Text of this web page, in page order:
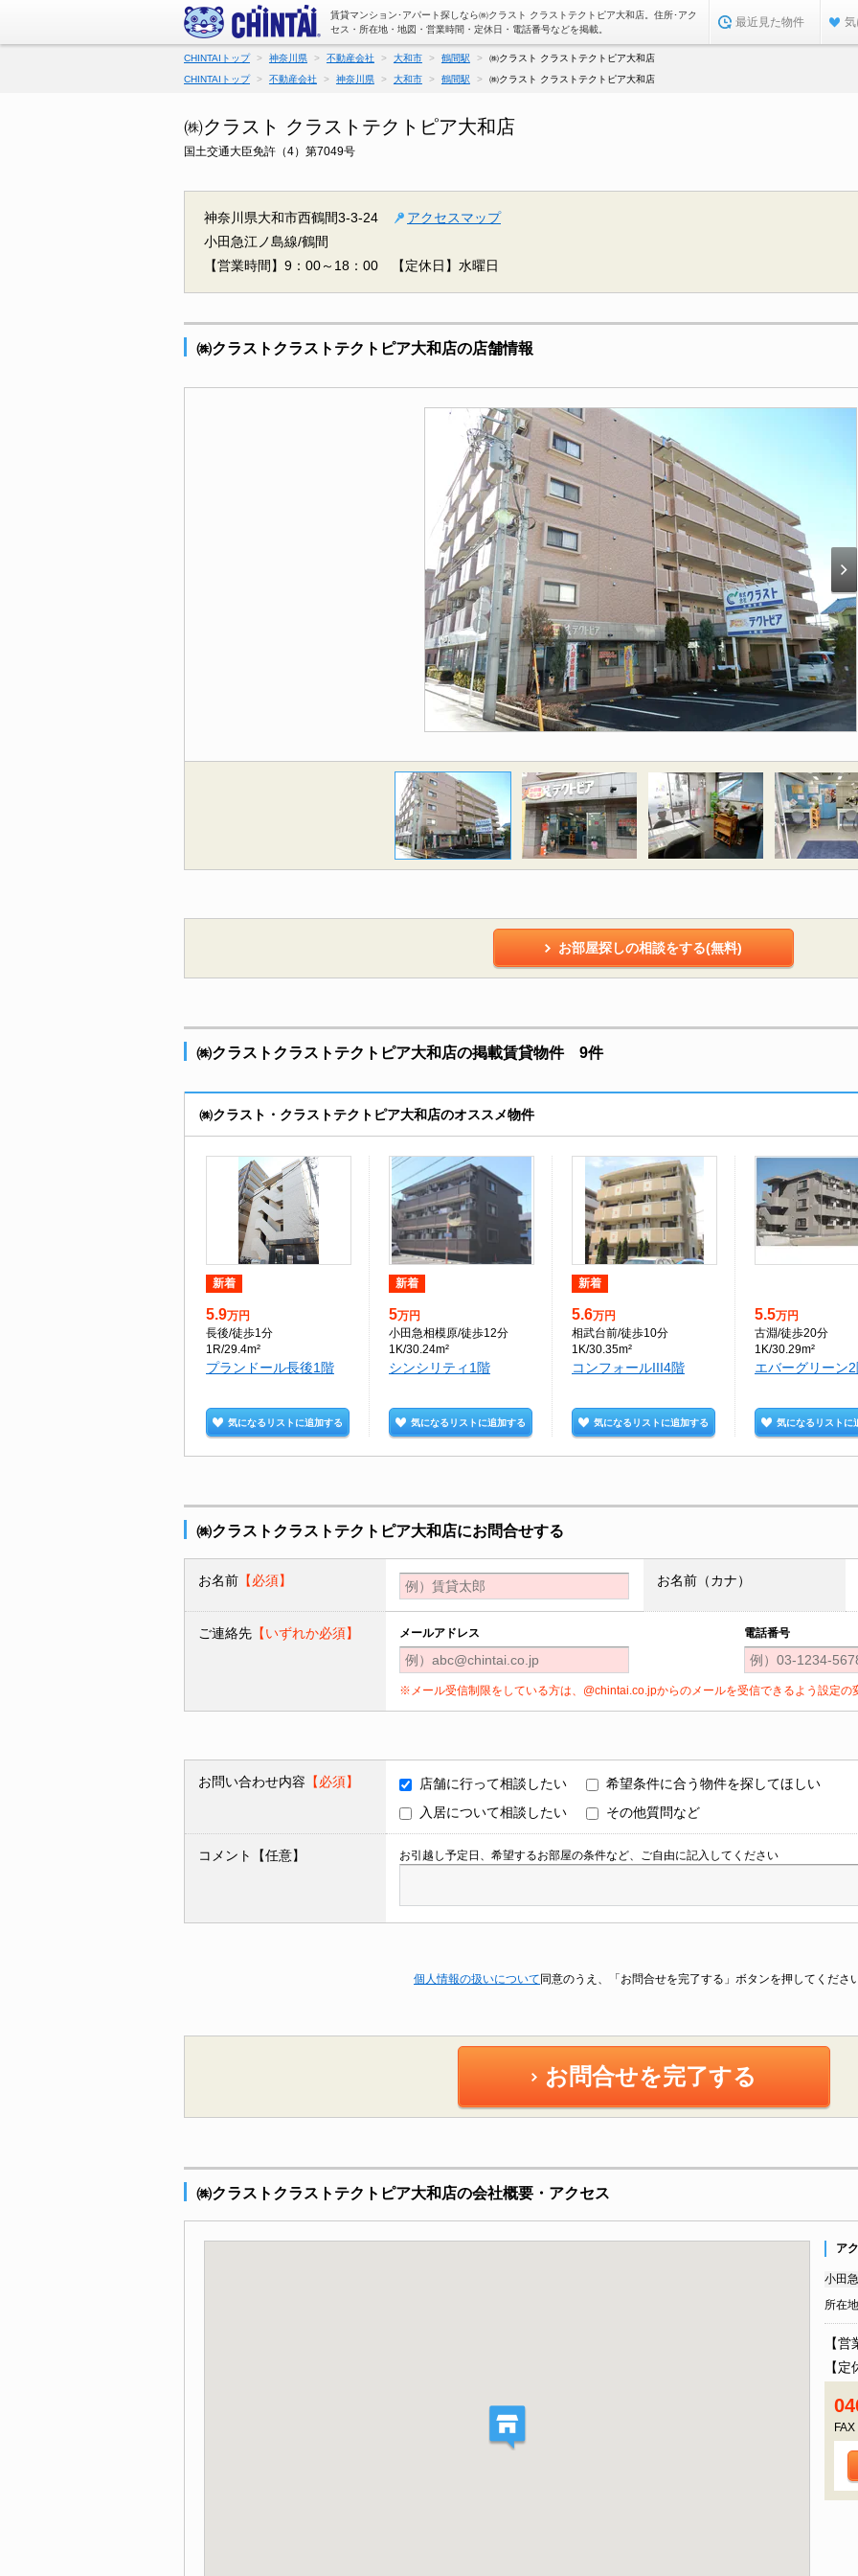
賃貸マンション･アパート探しなら㈱クラスト クラストテクトピア大和店。住所･アク
セス・所在地・地図・営業時間・定休日・電話番号などを掲載。
最近見た物件
CHINTAIトップ 神奈川県 不動産会社 大和市 鶴間駅
㈱クラスト クラストテクトピア大和店
CHINTAIトップ
不動産会社 神奈川県 大和市 鶴間駅 ㈱クラスト クラストテクトピア大和店
㈱クラスト クラストテクトピア大和店
国土交通大臣免許（4）第7049号
神奈川県大和市西鶴間3-3-24
アクセスマップ
小田急江ノ島線/鶴間
【営業時間】9：00～18：00
【定休日】水曜日
㈱クラストクラストテクトピア大和店の店舗情報
お部屋探しの相談をする(無料)
㈱クラストクラストテクトピア大和店の掲載賃貸物件 9件
㈱クラスト・クラストテクトピア大和店のオススメ物件
新着
5.9万円
長後/徒歩1分
1R/29.4m²
プランドール長後1階
気になるリストに追加する
新着
5万円
小田急相模原/徒歩12分
1K/30.24m²
シンシリティ1階
気になるリストに追加する
新着
5.6万円
相武台前/徒歩10分
1K/30.35m²
コンフォールIII4階
気になるリストに追加する
5.5万円
古淵/徒歩20分
1K/30.29m²
エバーグリーン
気になるリストに
㈱クラストクラストテクトピア大和店にお問合せする
お名前 【必須】 お名前（カナ）
ご連絡先 【いずれか必須】 メールアドレス 電話番号
※メール受信制限をしている方は、@chintai.co.jpからのメールを受信できるよう設定の
お問い合わせ内容 【必須】 店舗に行って相談したい
希望条件に合う物件を探してほしい
入居について相談したい
その他質問など
コメント【任意】 お引越し予定日、希望するお部屋の条件など、ご自由に記入してください
個人情報の扱いについて 同意のうえ、「お問合せを完了する」ボタンを押してくださ
お問合せを完了する
㈱クラストクラストテクトピア大和店の会社概要・アクセス
ア
小田
所在地
【
【